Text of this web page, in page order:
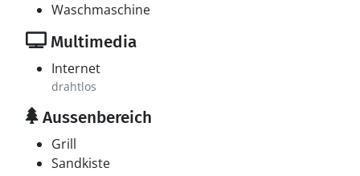
Waschmaschine
Multimedia
Internet
drahtlos
Aussenbereich
Grill
Sandkiste